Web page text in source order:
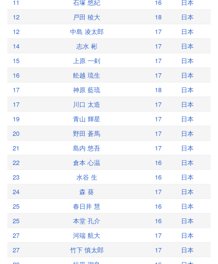
11
石塚 悠紀 16
日本
12
戸田 稜大 18
日本
12
中島 凌太郎 17
日本
14
志水 彬 17
日本
15
上原 一剣 17
日本
16
舩越 琉生 17
日本
17
神原 藍琉 18
日本
17
川口 太造 17
日本
19
青山 輝星 17
日本
20
野田 蒼馬 17
日本
21
島内 悠吾 17
日本
22
倉本 心温 16
日本
23
水谷 生 16
日本
24
森 葵 17
日本
25
春日井 慧 16
日本
25
本堂 孔介 16
日本
27
河端 航大 17
日本
27
竹下 慎太郎 17
日本